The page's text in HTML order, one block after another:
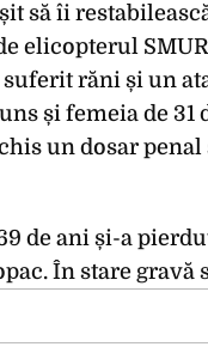
să îi
elicopterul
răni și un
și femeia de
un dosar
de ani și-a
În stare gravă